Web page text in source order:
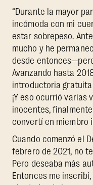
“Durante la mayor
incómoda con mi
estar sobrepeso.
mucho y he
desde
Avanzando hasta
introductoria gratuita
¡Y eso ocurrió varias
inocentes,
convertí en miembro
Cuando comenzó el
febrero de 2021, no
Pero deseaba más
Entonces me